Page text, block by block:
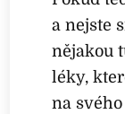
a nejste
nějakou
léky,
na